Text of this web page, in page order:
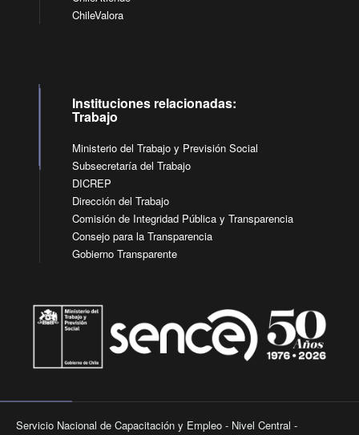
ChileValora
Instituciones relacionadas:
Trabajo
Ministerio del Trabajo y Previsión Social
Subsecretaría del Trabajo
DICREP
Dirección del Trabajo
Comisión de Integridad Pública y Transparencia
Consejo para la Transparencia
Gobierno Transparente
Servicio Nacional de Capacitación y Empleo - Nivel Central -